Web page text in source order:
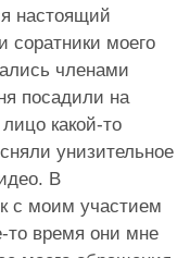
настоящий
соратники моего
членами
посадили на
какой-то
унизительное
В
с моим участием
то время они мне